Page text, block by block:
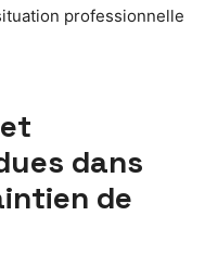
professionnelle
dans
de